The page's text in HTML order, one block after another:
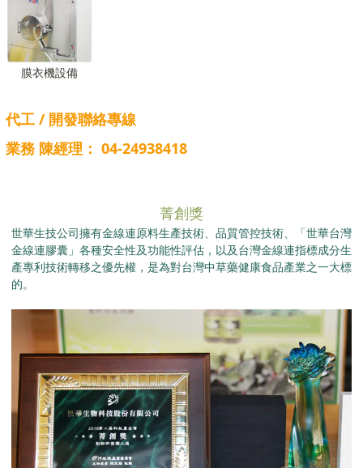
膜衣機設備
代工 / 開發聯絡專線
業務 陳經理： 04-24938418
菁創獎
世華生技公司擁有金線連原料生產技術、品質管控技術、「世華台灣
金線連膠囊」各種安全性及功能性評估，以及台灣金線連指標成分生
產專利技術轉移之優先權，是為對台灣中草藥健康食品產業之一大標
的。